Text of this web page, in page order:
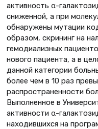
активность α-
сниженной, а при
обнаружены мутации
образом, скрининг на
гемодиализных
нового пациента, а в
данной категории
более чем в 10 раз
распространенности
Выполненное в
активности α-
находившихся на